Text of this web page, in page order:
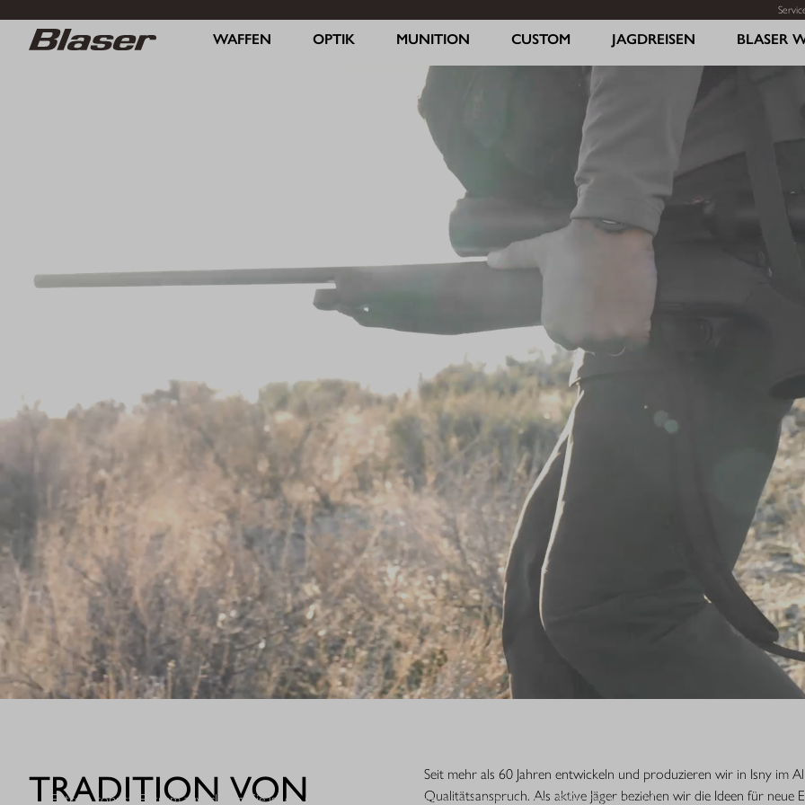
WAFFEN OPTIK MUNITION CUSTOM JAGDREISEN BLASER
Extrem robust. Extrem zuverlässig: Sie ist die nächste Evolutionsstufe einer Legende. Die R8 Professional 2.0 ist
TRADITION VON
Seit mehr als 60 Jahren entwickeln und produzieren wir in Isny im
Qualitätsanspruch. Als aktive Jäger beziehen wir die Ideen für